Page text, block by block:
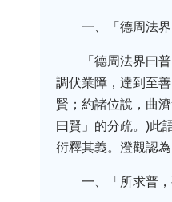
一、「德周法
「德周法界曰
調伏業障，達到至
賢；約諸位說，曲
曰賢」的分疏。)此
衍釋其義。澄觀認
一、「所求普